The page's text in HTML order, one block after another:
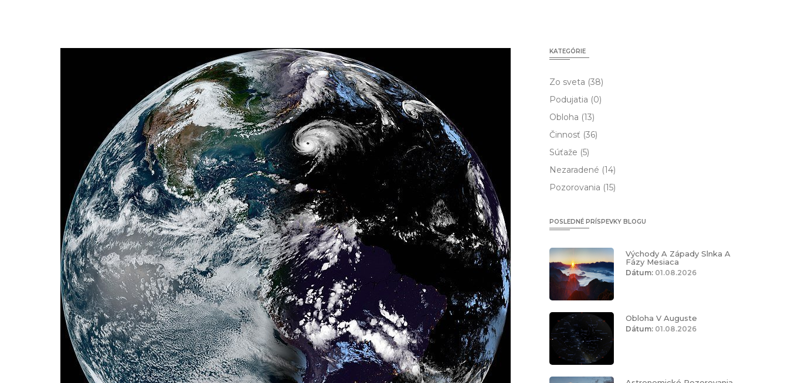
KATEGÓRIE
Zo sveta (38)
Podujatia (0)
Obloha (13)
Činnosť (36)
Súťaže (5)
Nezaradené (14)
Pozorovania (15)
POSLEDNÉ PRÍSPEVKY BLOGU
Východy A Západy Slnka A
Fázy Mesiaca
Dátum: 01.08.2026
Obloha V Auguste
Dátum: 01.08.2026